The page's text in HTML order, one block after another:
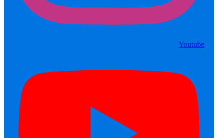
Youtube